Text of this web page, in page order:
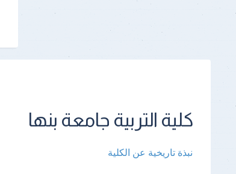
كلية التربية جامعة بنها
نبذة تاريخية عن الكلية